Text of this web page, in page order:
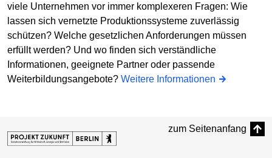
viele Unternehmen vor immer komplexeren Fragen: Wie
lassen sich vernetzte Produktionssysteme zuverlässig
schützen? Welche gesetzlichen Anforderungen müssen
erfüllt werden? Und wo finden sich verständliche
Informationen, geeignete Partner oder passende
Weiterbildungsangebote? Weitere Informationen
zum Seitenanfang